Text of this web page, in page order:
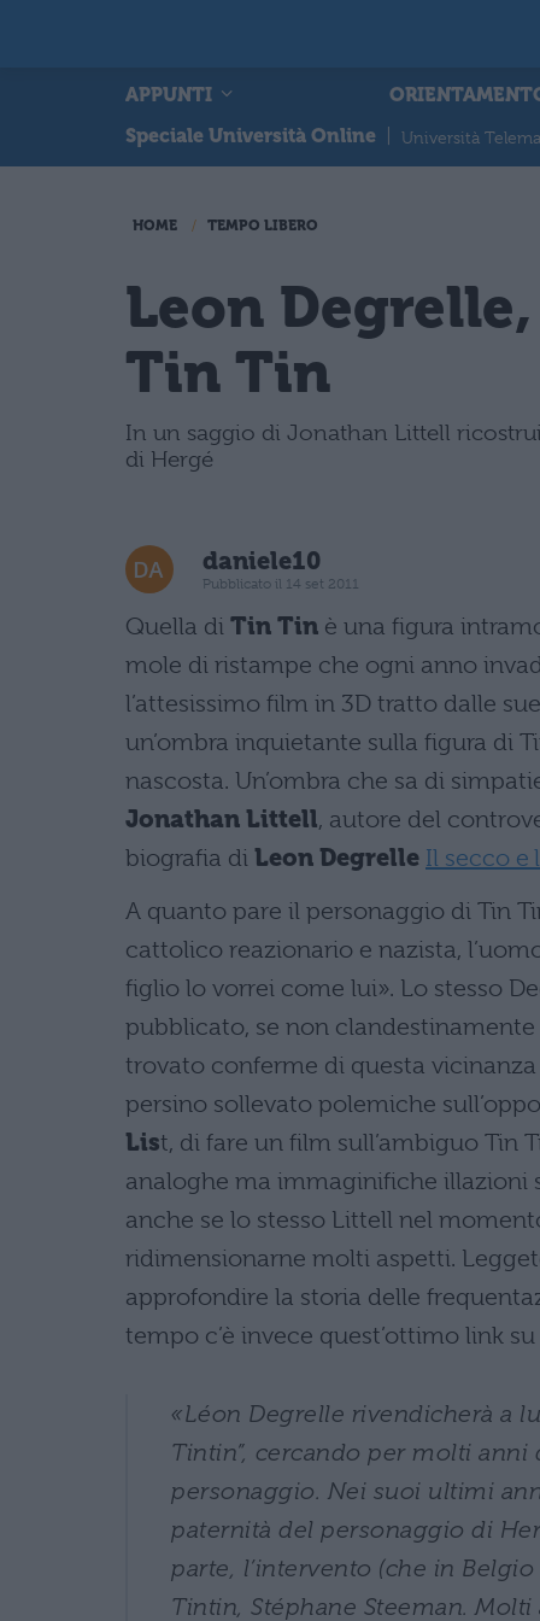
APPUNTI
Speciale Università Online
Università
HOME TEMPO LIBERO
Leon
Tin Tin
In un saggio di Jonathan Littell
di Hergé
daniele10
Pubblicato il 14 set 2011
Quella di Tin Tin è una figura
mole di ristampe che ogni anno
l’attesissimo film in 3D tratto dalle
un’ombra inquietante sulla figura di
nascosta. Un’ombra che sa di
Jonathan Littell, autore del
biografia di Leon Degrelle Il secco e
A quanto pare il personaggio di Tin
cattolico reazionario e nazista,
figlio lo vorrei come lui». Lo stesso
pubblicato, se non
trovato conferme di questa
persino sollevato polemiche
List, di fare un film sull’ambiguo Tin
analoghe ma immaginifiche illazioni
anche se lo stesso Littell nel
ridimensionarne molti aspetti.
approfondire la storia delle
tempo c’è invece quest’ottimo link su
«Léon Degrelle rivendicherà a
Tintin”, cercando per molti
personaggio. Nei suoi ultimi
paternità del personaggio di
parte, l’intervento (che in
Tintin, Stéphane Steeman.